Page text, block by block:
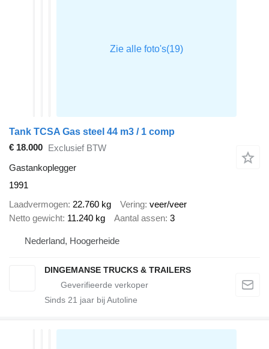
Tank TCSA Gas steel 44 m3 / 1 comp
€ 18.000
Exclusief BTW
Gastankoplegger
1991
Laadvermogen 22.760 kg Vering veer/veer
Netto gewicht 11.240 kg Aantal assen 3
Nederland, Hoogerheide
DINGEMANSE TRUCKS & TRAILERS
Sinds 21 jaar bij Autoline